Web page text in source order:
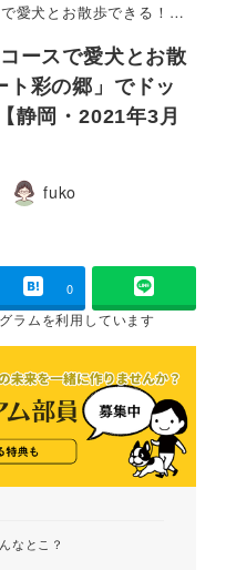
ッグコミュニティ 桜まつり【静岡・2021年3月〜4月開催】
ースで愛犬とお散
ト彩の郷」でドッ
静岡・2021年3月
著
fuko
0
ラムを利用しています
なとこ？